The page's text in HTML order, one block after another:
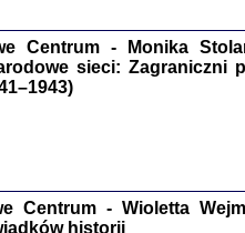
Warszawa
Centrum - Monika
sieci: Zagraniczni
Centrum - Wioletta
historii